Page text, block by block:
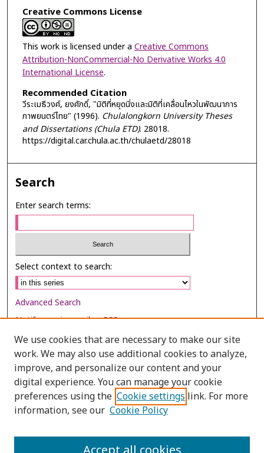
Creative Commons License
This work is licensed under a Creative Commons
Attribution-NonCommercial-No Derivative Works 4.0
International License.
Recommended Citation
วีระเมธีวงศ์, ยงศักดิ์, "มิติที่หยุดนิ่งและมิติที่เคลื่อนไหวในพัฒนาการ
ภาพยนตร์ไทย" (1996). Chulalongkorn University Theses
and Dissertations (Chula ETD). 28018.
https://digital.car.chula.ac.th/chulaetd/28018
Search
Enter search terms:
Select context to search:
Advanced Search
Notify me via email orRSS
Browse
Collections
Disciplines
Authors
We use cookies that are necessary to make our site
work. We may also use additional cookies to analyze,
improve, and personalize our content and your
digital experience. You can manage your cookie
preferences using the Cookie settings link. For more
information, see our Cookie Policy